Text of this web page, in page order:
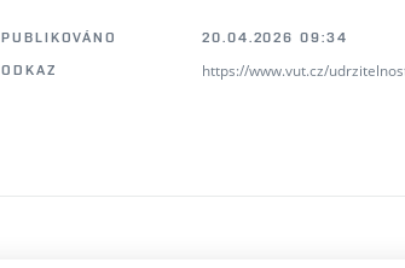
PUBLIKOVÁNO
20.04.2026 09:34
ODKAZ
https://www.vut.cz/